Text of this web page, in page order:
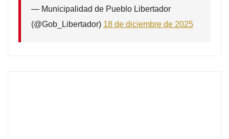
— Municipalidad de Pueblo Libertador
(@Gob_Libertador) 18 de diciembre de 2025